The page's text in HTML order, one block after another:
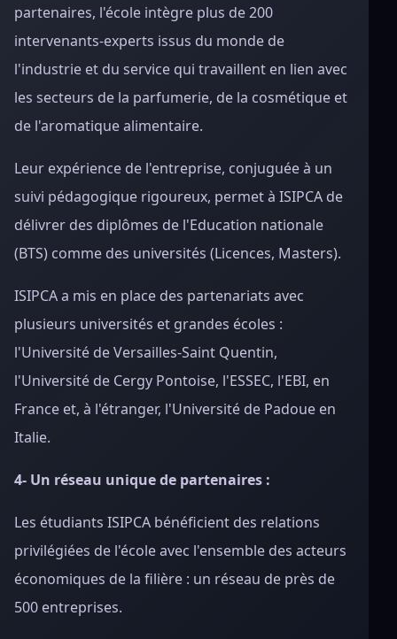
partenaires, l'école intègre plus de 200
intervenants-experts issus du monde de
l'industrie et du service qui travaillent en lien avec
les secteurs de la parfumerie, de la cosmétique et
de l'aromatique alimentaire.
Leur expérience de l'entreprise, conjuguée à un
suivi pédagogique rigoureux, permet à ISIPCA de
délivrer des diplômes de l'Education nationale
(BTS) comme des universités (Licences, Masters).
ISIPCA a mis en place des partenariats avec
plusieurs universités et grandes écoles :
l'Université de Versailles-Saint Quentin,
l'Université de Cergy Pontoise, l'ESSEC, l'EBI, en
France et, à l'étranger, l'Université de Padoue en
Italie.
4- Un réseau unique de partenaires :
Les étudiants ISIPCA bénéficient des relations
privilégiées de l'école avec l'ensemble des acteurs
économiques de la filière : un réseau de près de
500 entreprises.